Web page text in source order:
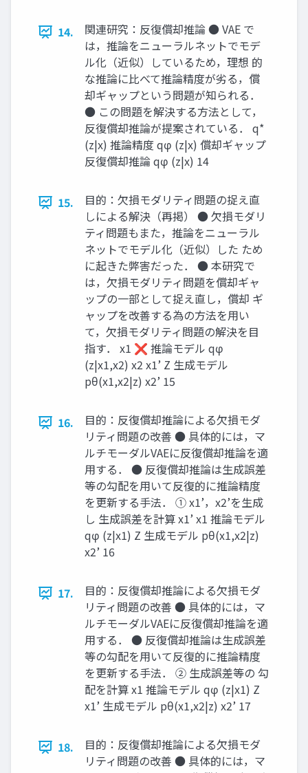
14.
関連研究：反復償却推論 ● VAE で
は，推論をニューラルネットでモデ
ル化（近似）しているため，理想 的
な推論に比べて推論精度が劣る，償
却ギャップという問題が知られる．
● この問題を解決する方法として，
反復償却推論が提案されている． q*
(z|x) 推論精度 qφ (z|x) 償却ギャップ
反復償却推論 qφ (z|x) 14
15.
目的：欠損モダリティ問題の捉え直
しによる解決（再掲） ● 欠損モダリ
ティ問題もまた，推論をニューラル
ネットでモデル化（近似）した ため
に起きた弊害だった． ● 本研究で
は，欠損モダリティ問題を償却ギャ
ップの一部として捉え直し，償却 ギ
ャップを改善する為の方法を用い
て，欠損モダリティ問題の解決を目
指す． x1 ❌ 推論モデル qφ
(z|x1,x2) x2 x1’ Z 生成モデル
pθ(x1,x2|z) x2’ 15
16.
目的：反復償却推論による欠損モダ
リティ問題の改善 ● 具体的には，マ
ルチモーダルVAEに反復償却推論を適
用する． ● 反復償却推論は生成誤差
等の勾配を用いて反復的に推論精度
を更新する手法． ① x1’，x2’を生成
し 生成誤差を計算 x1’ x1 推論モデル
qφ (z|x1) Z 生成モデル pθ(x1,x2|z)
x2’ 16
17.
目的：反復償却推論による欠損モダ
リティ問題の改善 ● 具体的には，マ
ルチモーダルVAEに反復償却推論を適
用する． ● 反復償却推論は生成誤差
等の勾配を用いて反復的に推論精度
を更新する手法． ② 生成誤差等の 勾
配を計算 x1 推論モデル qφ (z|x1) Z
x1’ 生成モデル pθ(x1,x2|z) x2’ 17
18.
目的：反復償却推論による欠損モダ
リティ問題の改善 ● 具体的には，マ